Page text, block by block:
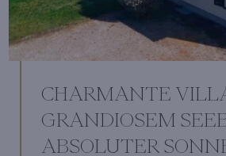
CHARMANTE
GRANDIOSEM
ABSOLUTER